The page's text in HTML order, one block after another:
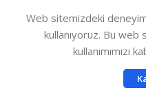
Web sitemizdeki
kullanıyoruz. Bu
kullanımımızı